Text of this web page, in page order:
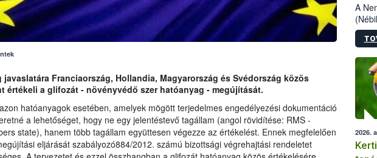
javaslatára Franciaország, Hollandia, Magyarország és Svédország közös
értékeli a glifozát - növényvédő szer hatóanyag - megújítását.
hatóanyagok esetében, amelyek mögött terjedelmes engedélyezési dokumentáció
a lehetőséget, hogy ne egy jelentéstevő tagállam (angol rövidítése: RMS -
state), hanem több tagállam együttesen végezze az értékelést. Ennek megfelelően
eljárását szabályozó884/2012. számú bizottsági végrehajtási rendeletet
A
Az
2026.